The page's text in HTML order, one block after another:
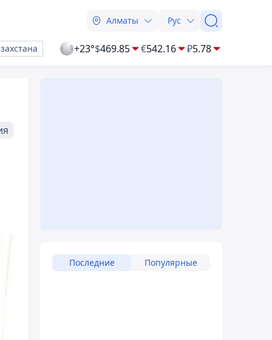
Алматы Рус
+23°$469.85 €542.16 ₽5.78
Последние Популярные